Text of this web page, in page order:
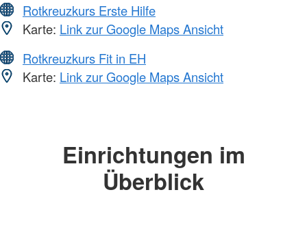
Rotkreuzkurs Erste Hilfe
Karte: Link zur Google Maps Ansicht
Rotkreuzkurs Fit in EH
Karte: Link zur Google Maps Ansicht
Einrichtungen im
Überblick